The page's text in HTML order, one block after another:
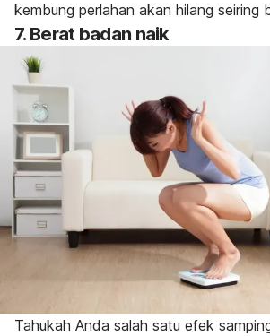
kembung perlahan akan hilang seiring
7. Berat badan naik
Tahukah Anda salah satu efek